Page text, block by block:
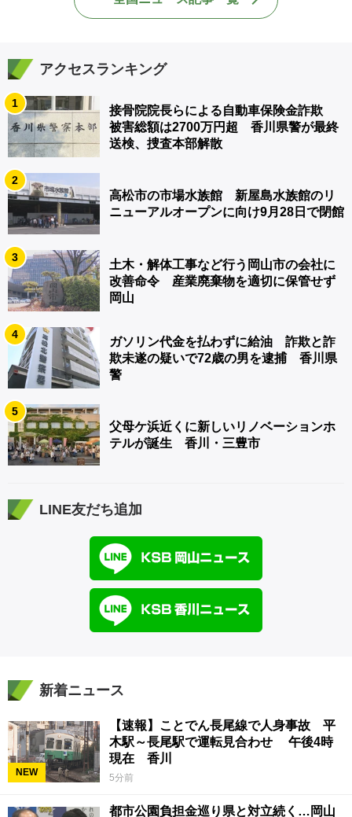
アクセスランキング
1
接骨院院長らによる自動車保険金詐欺
被害総額は2700万円超 香川県警が最終
送検、捜査本部解散
2
高松市の市場水族館 新屋島水族館のリ
ニューアルオープンに向け9月28日で閉館
3
土木・解体工事など行う岡山市の会社に
改善命令 産業廃棄物を適切に保管せず
岡山
4
ガソリン代金を払わずに給油 詐欺と詐
欺未遂の疑いで72歳の男を逮捕 香川県
警
5
父母ケ浜近くに新しいリノベーションホ
テルが誕生 香川・三豊市
LINE友だち追加
新着ニュース
NEW
【速報】ことでん長尾線で人身事故 平
木駅～長尾駅で運転見合わせ 午後4時
現在 香川
5分前
都市公園負担金巡り県と対立続く…岡山